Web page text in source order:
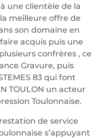
une clientèle de la
meilleure offre de
son domaine en
acquis puis une
confrères , ce
Gravure, puis
83 qui font
TOULON un acteur
Toulonnaise.
de service
s’appuyant